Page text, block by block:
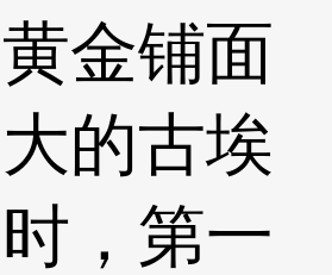
金铺面
的古埃
，第一